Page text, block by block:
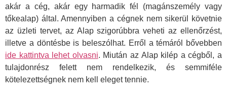
akár a cég, akár egy harmadik fél (magánszemély vagy
tőkealap) által. Amennyiben a cégnek nem sikerül követnie
az üzleti tervet, az Alap szigorúbbra veheti az ellenőrzést,
illetve a döntésbe is beleszólhat. Erről a témáról bővebben
ide kattintva lehet olvasni. Miután az Alap kilép a cégből, a
tulajdonrész felett nem rendelkezik, és semmiféle
kötelezettségnek nem kell eleget tennie.